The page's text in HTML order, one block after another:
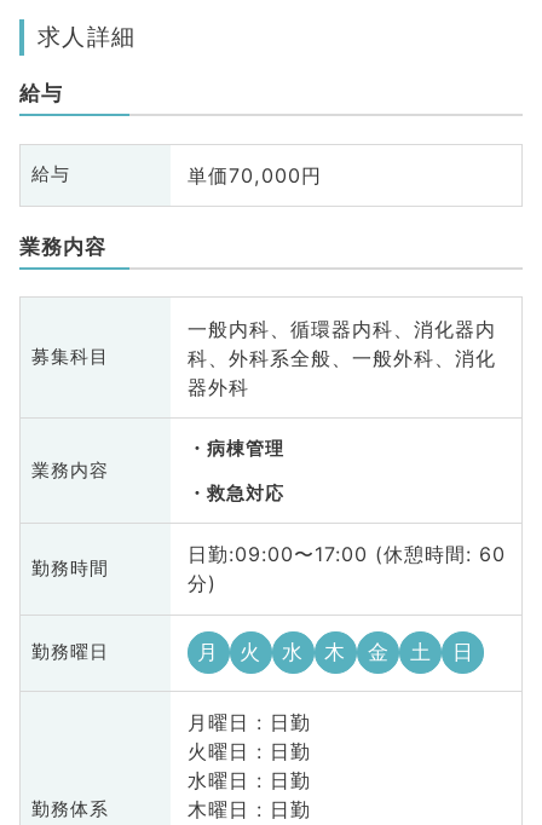
求人詳細
給与
給与 単価70,000円
業務内容
募集科目
一般内科、循環器内科、消化器内
科、外科系全般、一般外科、消化
器外科
業務内容
病棟管理
救急対応
勤務時間
日勤:09:00〜17:00 (休憩時間: 60
分)
勤務曜日 月 火 水 木 金 土 日
勤務体系
月曜日 : 日勤
火曜日 : 日勤
水曜日 : 日勤
木曜日 : 日勤